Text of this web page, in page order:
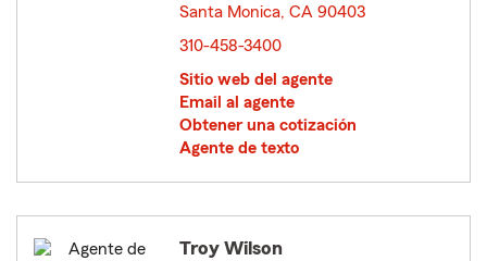
Santa Monica, CA 90403
310-458-3400
Sitio web del agente
Email al agente
Obtener una cotización
Agente de texto
Troy Wilson